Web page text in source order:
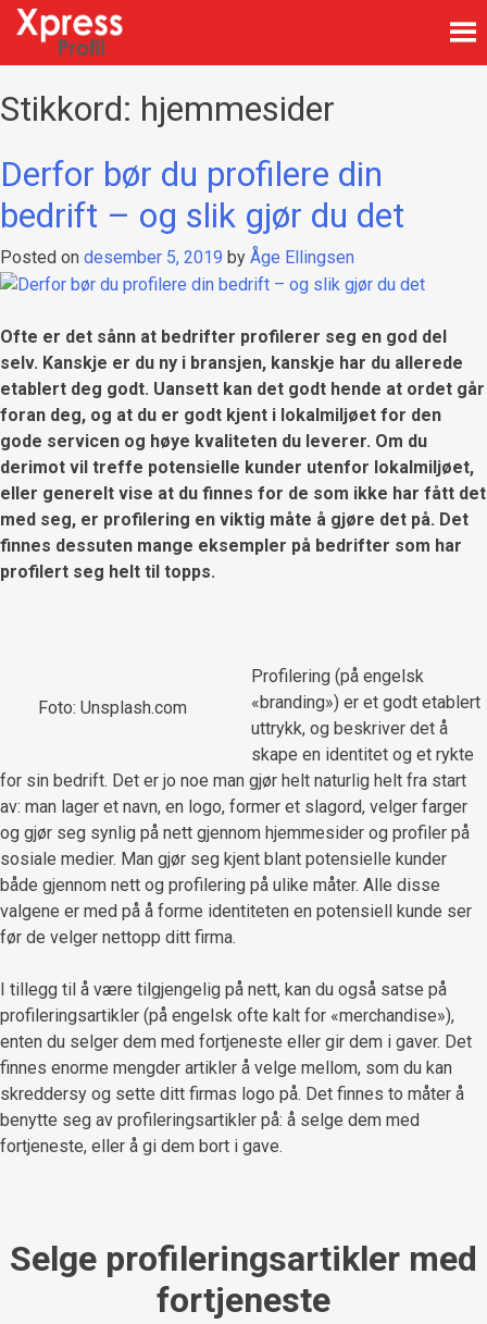
Skip
content
Stikkord: hjemmesider
Derfor bør du profilere din
bedrift – og slik gjør du det
Posted on desember 5, 2019 by Åge Ellingsen
Ofte er det sånn at bedrifter profilerer seg en god del
selv. Kanskje er du ny i bransjen, kanskje har du allerede
etablert deg godt. Uansett kan det godt hende at ordet går
foran deg, og at du er godt kjent i lokalmiljøet for den
gode servicen og høye kvaliteten du leverer. Om du
derimot vil treffe potensielle kunder utenfor lokalmiljøet,
eller generelt vise at du finnes for de som ikke har fått det
med seg, er profilering en viktig måte å gjøre det på. Det
finnes dessuten mange eksempler på bedrifter som har
profilert seg helt til topps.
Foto: Unsplash.com
Profilering (på engelsk
«branding») er et godt etablert
uttrykk, og beskriver det å
skape en identitet og et rykte
for sin bedrift. Det er jo noe man gjør helt naturlig helt fra start
av: man lager et navn, en logo, former et slagord, velger farger
og gjør seg synlig på nett gjennom hjemmesider og profiler på
sosiale medier. Man gjør seg kjent blant potensielle kunder
både gjennom nett og profilering på ulike måter. Alle disse
valgene er med på å forme identiteten en potensiell kunde ser
før de velger nettopp ditt firma.
I tillegg til å være tilgjengelig på nett, kan du også satse på
profileringsartikler (på engelsk ofte kalt for «merchandise»),
enten du selger dem med fortjeneste eller gir dem i gaver. Det
finnes enorme mengder artikler å velge mellom, som du kan
skreddersy og sette ditt firmas logo på. Det finnes to måter å
benytte seg av profileringsartikler på: å selge dem med
fortjeneste, eller å gi dem bort i gave.
Selge profileringsartikler med
fortjeneste